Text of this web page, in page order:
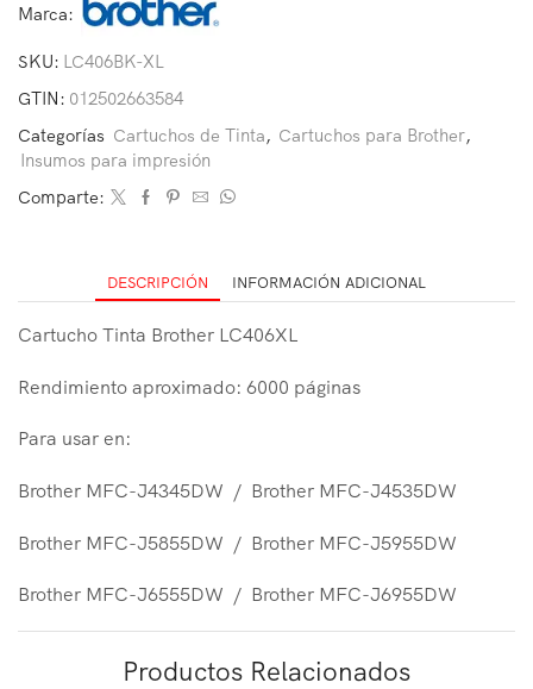
Marca:
SKU: LC406BK-XL
GTIN: 012502663584
Categorías Cartuchos de Tinta, Cartuchos para Brother,
Insumos para impresión
Comparte:
DESCRIPCIÓN INFORMACIÓN ADICIONAL
Cartucho Tinta Brother LC406XL
Rendimiento aproximado: 6000 páginas
Para usar en:
Brother MFC-J4345DW / Brother MFC-J4535DW
Brother MFC-J5855DW / Brother MFC-J5955DW
Brother MFC-J6555DW / Brother MFC-J6955DW
Productos Relacionados